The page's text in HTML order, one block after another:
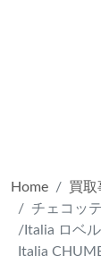
Home
買取
チェコッ
/Italia ロベ
Italia